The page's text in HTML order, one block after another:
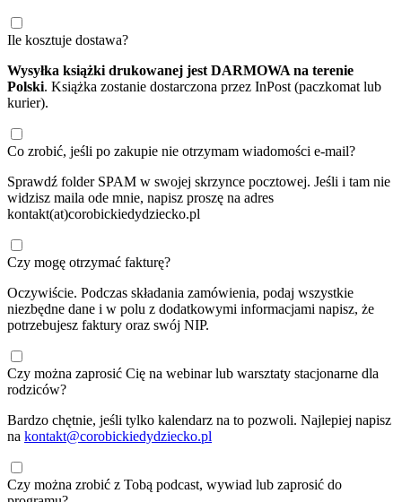
Ile kosztuje dostawa?
Wysyłka książki drukowanej jest DARMOWA na terenie
Polski. Książka zostanie dostarczona przez InPost (paczkomat lub
kurier).
Co zrobić, jeśli po zakupie nie otrzymam wiadomości e-mail?
Sprawdź folder SPAM w swojej skrzynce pocztowej. Jeśli i tam nie
widzisz maila ode mnie, napisz proszę na adres
kontakt(at)corobickiedydziecko.pl
Czy mogę otrzymać fakturę?
Oczywiście. Podczas składania zamówienia, podaj wszystkie
niezbędne dane i w polu z dodatkowymi informacjami napisz, że
potrzebujesz faktury oraz swój NIP.
Czy można zaprosić Cię na webinar lub warsztaty stacjonarne dla
rodziców?
Bardzo chętnie, jeśli tylko kalendarz na to pozwoli. Najlepiej napisz
na kontakt@corobickiedydziecko.pl
Czy można zrobić z Tobą podcast, wywiad lub zaprosić do